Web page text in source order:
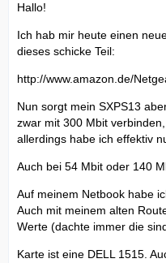
Hallo!
Ich hab mir heute einen
dieses schicke Teil:
http://www.amazon.de/
Nun sorgt mein SXPS13
zwar mit 300 Mbit
allerdings habe ich effektiv
Auch bei 54 Mbit oder 140
Auf meinem Netbook habe
Auch mit meinem alten
Werte (dachte immer die
Karte ist eine DELL 1515.